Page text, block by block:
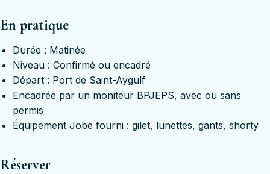
En pratique
Durée : Matinée
Niveau : Confirmé ou encadré
Départ : Port de Saint-Aygulf
Encadrée par un moniteur BPJEPS, avec ou sans
permis
Équipement Jobe fourni : gilet, lunettes, gants, shorty
Réserver